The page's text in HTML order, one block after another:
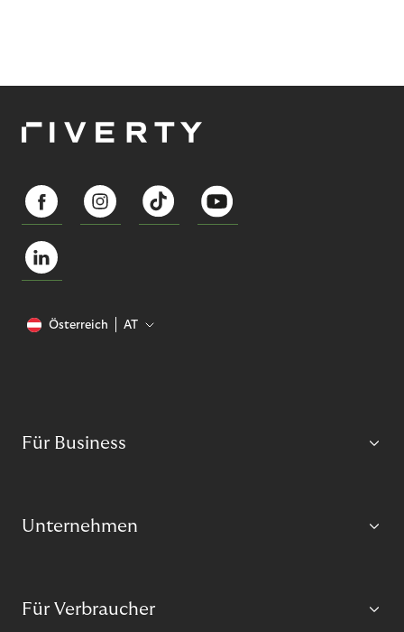
Österreich AT
Für Business
Unternehmen
Für Verbraucher